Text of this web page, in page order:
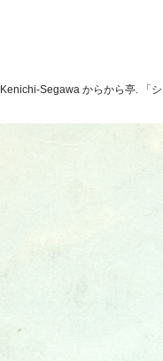
Kenichi-Segawa からから亭. 「